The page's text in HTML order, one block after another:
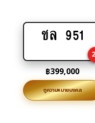
Add
cart
ชล 951
฿399,000
ดูความหมายมงคล